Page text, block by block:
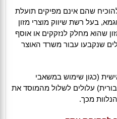
שהם אינם מפיקים תועלת
בעל רשת שיווק מוצרי מזון
שהוא מחלק לנזקקים או אוסף
שנקבעו עבור משרד האוצר
(כגון שימוש במשאבי
עלולים לשלול מהמוסד את
מכך.